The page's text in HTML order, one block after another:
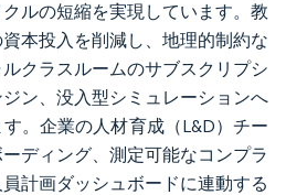
ルの短縮を実現しています。教
本投入を削減し、地理的制約な
クラスルームのサブスクリプシ
ン、没入型シミュレーションへ
。企業の人材育成（L&D）チー
ディング、測定可能なコンプラ
計画ダッシュボードに連動する